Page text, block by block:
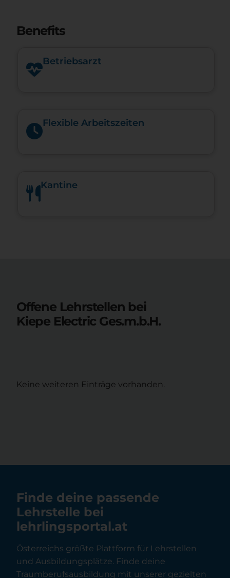
Benefits
Betriebsarzt
Flexible Arbeitszeiten
Kantine
Offene Lehrstellen bei
Kiepe Electric Ges.m.b.H.
Keine weiteren Einträge vorhanden.
Finde deine passende
Lehrstelle bei
lehrlingsportal.at
Österreichs größte Plattform für Lehrstellen
und Ausbildungsplätze. Finde deine
Traumberufsausbildung mit unserer gezielten